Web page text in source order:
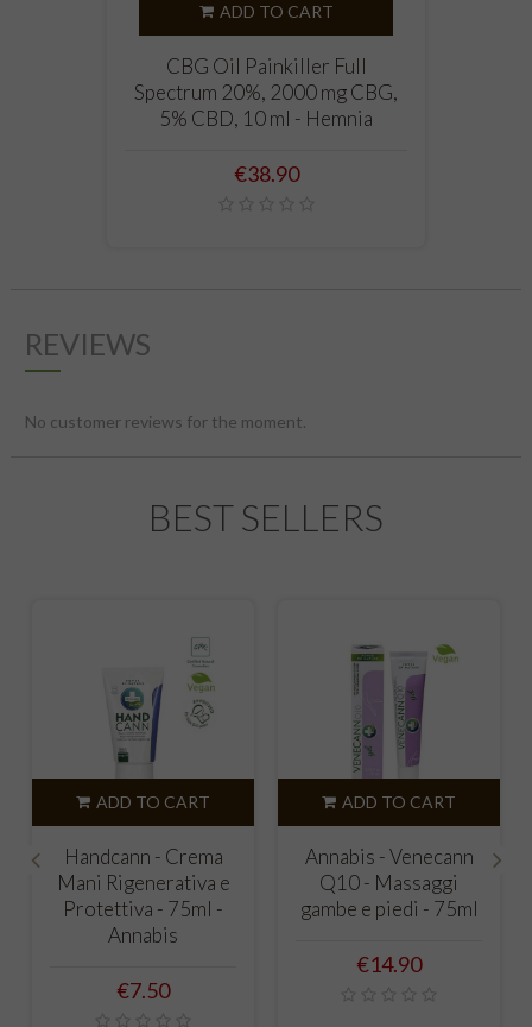
ADD TO CART
CBG Oil Painkiller Full
Spectrum 20%, 2000 mg CBG,
5% CBD, 10 ml - Hemnia
Price
€38.90
REVIEWS
No customer reviews for the moment.
BEST SELLERS
Crema
e
75ml -
ADD TO CART
Annabis - Venecann
Q10 - Massaggi
gambe e piedi - 75ml
ADD TO
Activecann -
muscoli,
articolazioni -